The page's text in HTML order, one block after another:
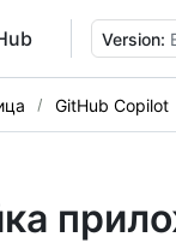
Version:
GitHub Copilot